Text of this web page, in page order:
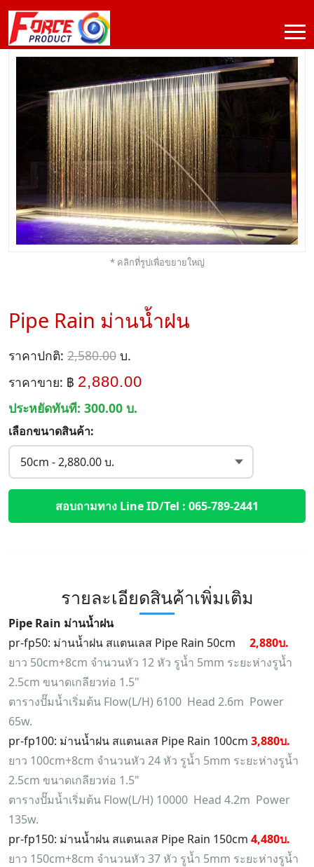
* คลิกที่รูปเพื่อขยายใหญ่
Pipe Rain ม่านน้ำฝน
ราคาปกติ: 2,580.00 บ.
ราคาขาย: ฿ 2,880.00
ประหยัดทันที: 300.00 บ.
เลือกขนาดสินค้า:
สอบถามทาง Line ID/Tel : 065-789-2441
รายละเอียดสินค้าเพิ่มเติม
Pipe Rain ม่านน้ำฝน
pr-fp50: ม่านน้ำฝน สแตนเลส Pipe Rain 50cm 2,880บ.
ยาว 50cm+8cm จำนวนหัว 12 หัว รูน้ำ 5mm ระยะห่างรูน้ำ
2.5cm ขนาดเกลียวท่อ 1.5"
ตารางปั๊มน้ำเริ่มต้น Flow(L/H) 6100 Head 2.6m Power
65w.
pr-fp100: ม่านน้ำฝน สแตนเลส Pipe Rain 100cm 3,880บ.
ยาว 100cm+8cm จำนวนหัว 24 หัว รูน้ำ 5mm ระยะห่างรูน้ำ
2.5cm ขนาดเกลียวท่อ 1.5"
ตารางปั๊มน้ำเริ่มต้น Flow(L/H) 10000 Head 4.2m Power
135w.
pr-fp150: ม่านน้ำฝน สแตนเลส Pipe Rain 150cm 4,480บ.
ยาว 150cm+8cm จำนวนหัว 37 หัว รูน้ำ 5mm ระยะห่างรูน้ำ